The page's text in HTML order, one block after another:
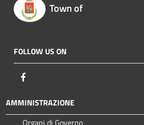
Town of
FOLLOW US ON
AMMINISTRAZIONE
Organi di Governo